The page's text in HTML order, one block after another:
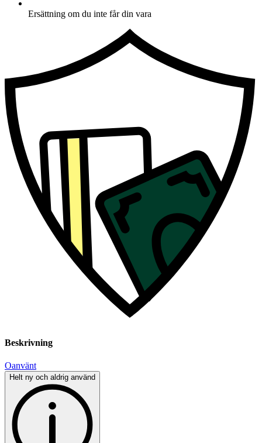
Ersättning om du inte får din vara
Beskrivning
Oanvänt
Helt ny och aldrig använd